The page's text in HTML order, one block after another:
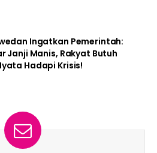
Ingatkan Pemerintah:
Janji Manis, Rakyat Butuh
Hadapi Krisis!